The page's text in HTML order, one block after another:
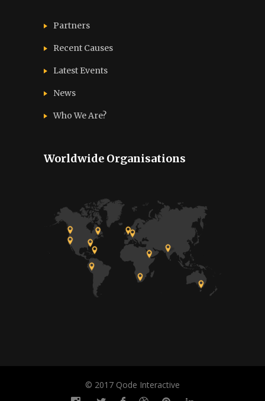
Partners
Recent Causes
Latest Events
News
Who We Are?
Worldwide Organisations
© 2017 Qode Interactive